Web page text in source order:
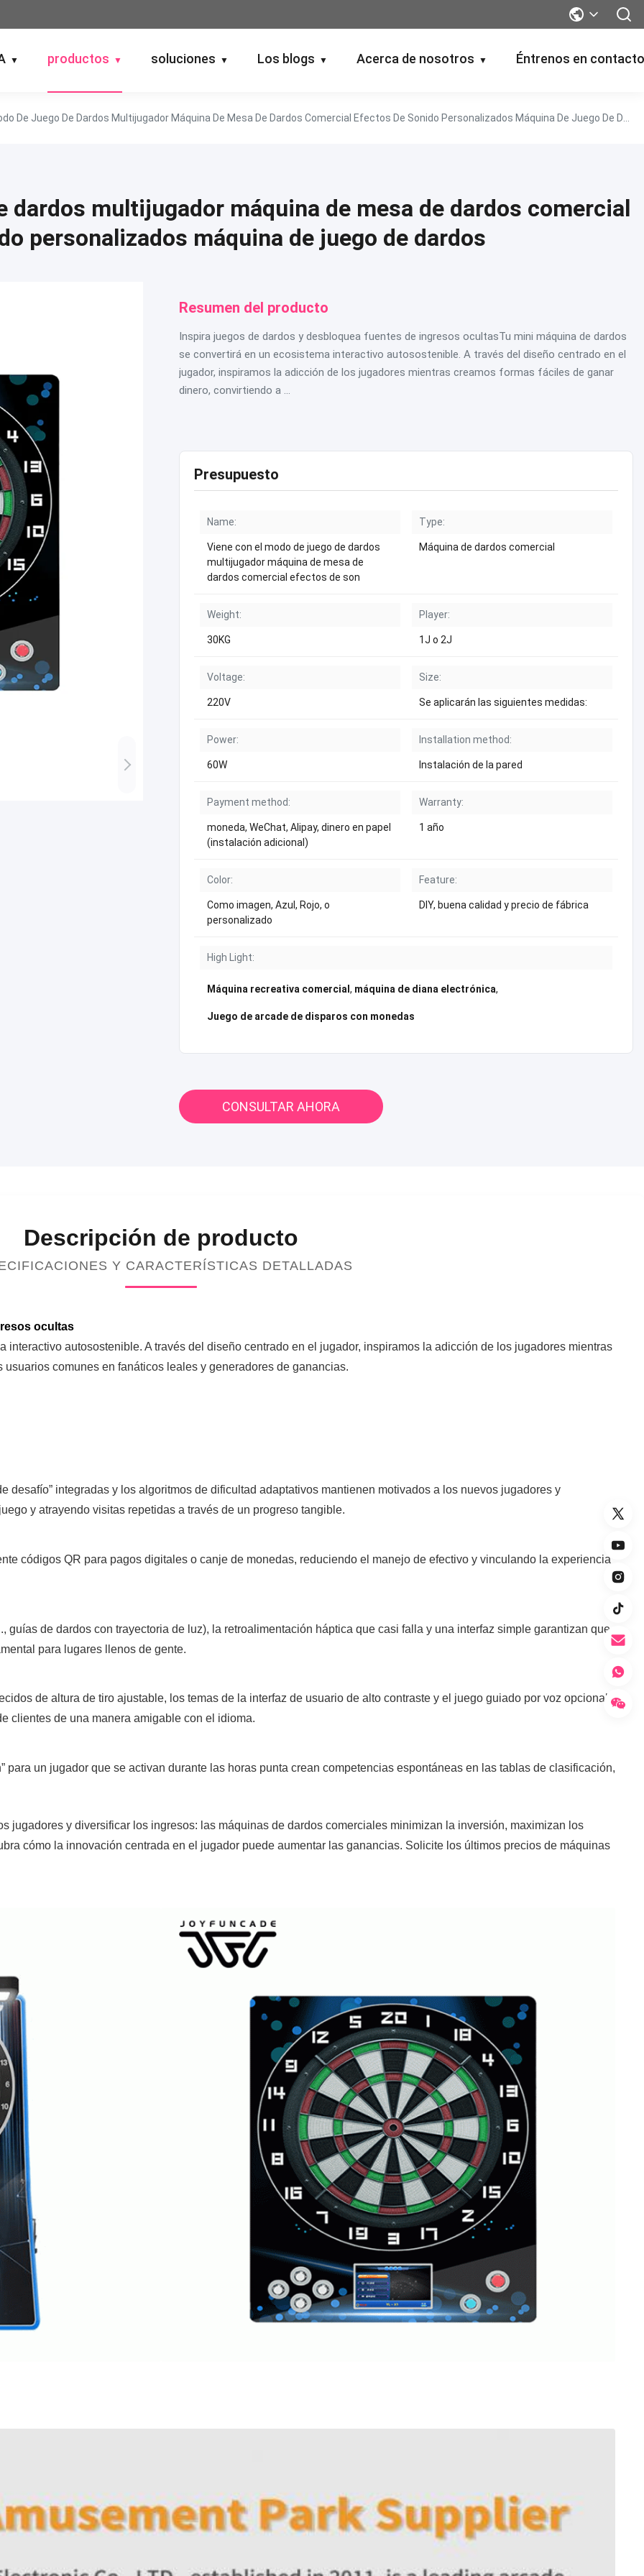
▼ productos ▼ soluciones ▼ Los blogs ▼ Acerca de nosotros ▼ Éntrenos en
dardos multijugador máquina de mesa de dardos comercial
personalizados máquina de juego de dardos
Resumen del producto
Inspira juegos de dardos y desbloquea fuentes de ingresos ocultasTu mini máquina de dardos
se convertirá en un ecosistema interactivo autosostenible. A través del diseño centrado en el
jugador, inspiramos la adicción de los jugadores mientras creamos formas fáciles de ganar
dinero, convirtiendo a ...
Presupuesto
Name:
Viene con el modo de juego de dardos
multijugador máquina de mesa de
dardos comercial efectos de son
Type:
Máquina de dardos comercial
Weight:
30KG
Player:
1J o 2J
Voltage:
220V
Size:
Se aplicarán las siguientes medidas:
Power:
60W
Installation method:
Instalación de la pared
Payment method:
moneda, WeChat, Alipay, dinero en papel
(instalación adicional)
Warranty:
1 año
Color:
Como imagen, Azul, Rojo, o
personalizado
Feature:
DIY, buena calidad y precio de fábrica
High Light:
Máquina recreativa comercial , máquina de diana electrónica,
Juego de arcade de disparos con monedas
CONSULTAR AHORA
Descripción de producto
Y CARACTERÍSTICAS DETALLADAS
ocultas
interactivo autosostenible. A través del diseño centrado en el jugador, inspiramos la adicción de los jugadores mientras
comunes en fanáticos leales y generadores de ganancias.
desafío” integradas y los algoritmos de dificultad adaptativos mantienen motivados a los nuevos jugadores y
y atrayendo visitas repetidas a través de un progreso tangible.
códigos QR para pagos digitales o canje de monedas, reduciendo el manejo de efectivo y vinculando la experiencia
de dardos con trayectoria de luz), la retroalimentación háptica que casi falla y una interfaz simple garantizan que
para lugares llenos de gente.
de altura de tiro ajustable, los temas de la interfaz de usuario de alto contraste y el juego guiado por voz opcional
clientes de una manera amigable con el idioma.
para un jugador que se activan durante las horas punta crean competencias espontáneas en las tablas de clasificación,
jugadores y diversificar los ingresos: las máquinas de dardos comerciales minimizan la inversión, maximizan los
cómo la innovación centrada en el jugador puede aumentar las ganancias. Solicite los últimos precios de máquinas